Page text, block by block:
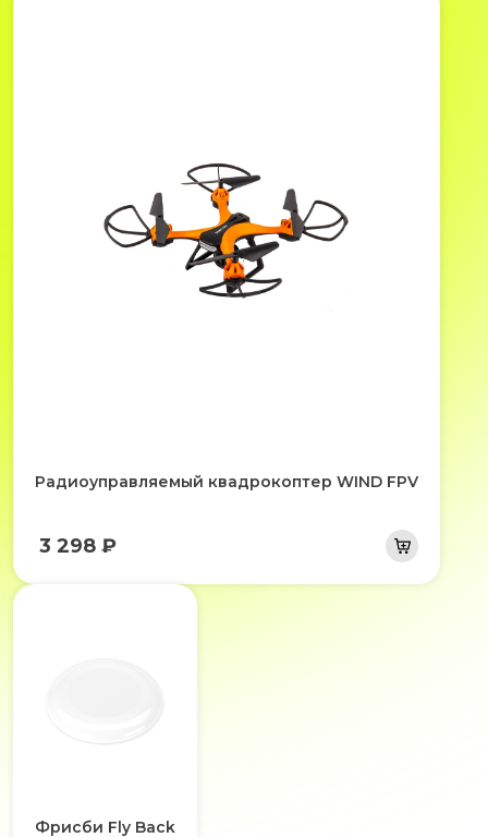
Радиоуправляемый квадрокоптер WIND FPV
3 298 ₽
Фрисби Fly Back